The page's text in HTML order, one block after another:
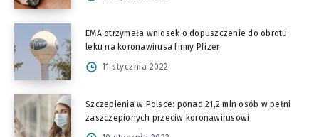
EMA otrzymała wniosek o dopuszczenie do obrotu
leku na koronawirusa firmy Pfizer
11 stycznia 2022
Szczepienia w Polsce: ponad 21,2 mln osób w pełni
zaszczepionych przeciw koronawirusowi